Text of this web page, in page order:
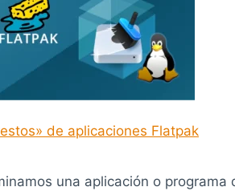
de aplicaciones Flatpak
una aplicación o programa